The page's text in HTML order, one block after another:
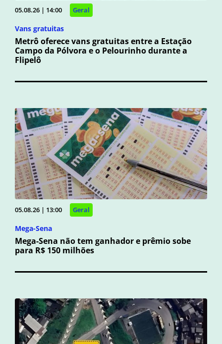
05.08.26 | 14:00 Geral
Vans gratuitas
Metrô oferece vans gratuitas entre a Estação
Campo da Pólvora e o Pelourinho durante a
Flipelô
05.08.26 | 13:00 Geral
Mega-Sena
Mega-Sena não tem ganhador e prêmio sobe
para R$ 150 milhões